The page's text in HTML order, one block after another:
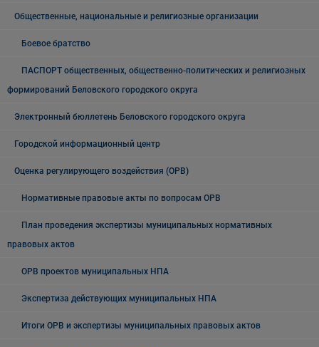
Общественные, национальные и религиозные организации
Боевое братство
ПАСПОРТ общественных, общественно-политических и религиозных
формирований Беловского городского округа
Электронный бюллетень Беловского городского округа
Городской информационный центр
Оценка регулирующего воздействия (ОРВ)
Нормативные правовые акты по вопросам ОРВ
План проведения экспертизы муниципальных нормативных
правовых актов
ОРВ проектов муниципальных НПА
Экспертиза действующих муниципальных НПА
Итоги ОРВ и экспертизы муниципальных правовых актов